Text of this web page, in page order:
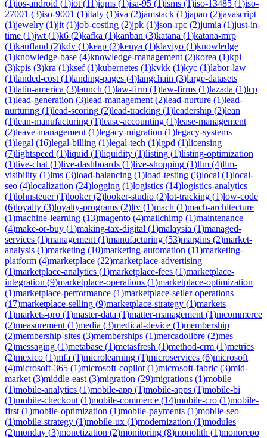
(1)ios-android (1)iot (11)iqms (1)isa-95 (1)isms (1)iso-13485 (1)iso-
27001 (3)iso-9001 (1)italy (1)iva (2)jamstack (1)japan (2)javascript
(1)jewelry (1)jit (1)job-costing (2)jpk (1)json-rpc (2)jumia (1)just-in-
time (1)jwt (1)k6 (2)kafka (1)kanban (3)katana (1)katana-mrp
(1)kaufland (2)kdv (1)keap (2)kenya (1)klaviyo (1)knowledge
(1)knowledge-base (4)knowledge-management (2)korea (1)kpi
(3)kpis (3)kra (1)ksef(1)kubernetes (1)kvkk (1)kyc (1)labor-law
(1)landed-cost (1)landing-pages (4)langchain (3)large-datasets
(1)latin-america (3)launch (1)law-firm (1)law-firms (1)lazada (1)lcp
(1)lead-generation (3)lead-management (2)lead-nurture (1)lead-
nurturing (1)lead-scoring (2)lead-tracking (1)leadership (2)lean
(1)lean-manufacturing (1)lease-accounting (1)lease-management
(2)leave-management (1)legacy-migration (1)legacy-systems
(1)legal (16)legal-billing (1)legal-tech (1)lgpd (1)licensing
(7)lightspeed (1)liquid (1)liquidity (1)listing (1)listing-optimization
(1)live-chat (1)live-dashboards (1)live-shopping (1)llm (4)llm-
visibility (1)lms (3)load-balancing (1)load-testing (3)local (1)local-
seo (4)localization (24)logging (1)logistics (14)logistics-analytics
(1)lohnsteuer(1)looker(2)looker-studio (2)lot-tracking (1)low-code
(6)loyalty (3)loyalty-programs (2)ltv (1)mach (1)mach-architecture
(1)machine-learning (13)magento (4)mailchimp (1)maintenance
(4)make-or-buy (1)making-tax-digital (1)malaysia (1)managed-
services (1)management (1)manufacturing (53)margins (2)market-
analysis (1)marketing (10)marketing-automation (11)marketing-
platform (4)marketplace (22)marketplace-advertising
(1)marketplace-analytics (1)marketplace-fees (1)marketplace-
integration (9)marketplace-operations (1)marketplace-optimization
(1)marketplace-performance (1)marketplace-seller-operations
(17)marketplace-selling (9)marketplace-strategy (1)markets
(1)markets-pro (1)master-data (1)matter-management (1)mcommerce
(2)measurement (1)media (3)medical-device (1)membership
(2)membership-sites (3)memberships (1)mercadolibre (2)mes
(2)messaging (1)metabase (1)metasfresh (1)method-crm (1)metrics
(2)mexico (1)mfa (1)microlearning (1)microservices (6)microsoft
(4)microsoft-365 (1)microsoft-copilot (1)microsoft-fabric (3)mid-
market (3)middle-east (3)migration (29)migrations (1)mobile
(1)mobile-analytics (1)mobile-app (1)mobile-apps (1)mobile-bi
(1)mobile-checkout (1)mobile-commerce (14)mobile-cro (1)mobile-
first (1)mobile-optimization (1)mobile-payments (1)mobile-seo
(1)mobile-strategy (1)mobile-ux (1)modernization (1)modules
(2)monday (3)monetization (2)monitoring (8)monolith (1)monorepo